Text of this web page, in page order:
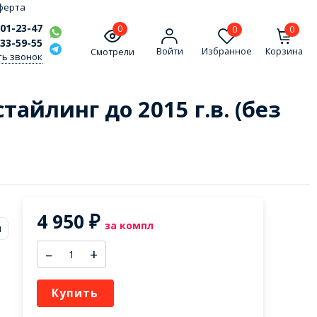
23-47
59-55
звонок
0
Смотрели
Войти
0
Избранное
0
Корзина
до 2015 г.в. (без
4 950 ₽ за компл
– +
Купить